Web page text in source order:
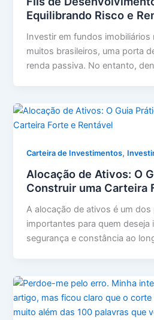
Equilibrando Risco e
Investir em fundos imobiliários
muitos brasileiros, uma porta
renda passiva. No entanto,
Carteira de Investimentos,
Alocação de Ativos: O
Construir uma Carteira
A alocação de ativos é um dos
importantes para quem deseja
segurança e constância ao